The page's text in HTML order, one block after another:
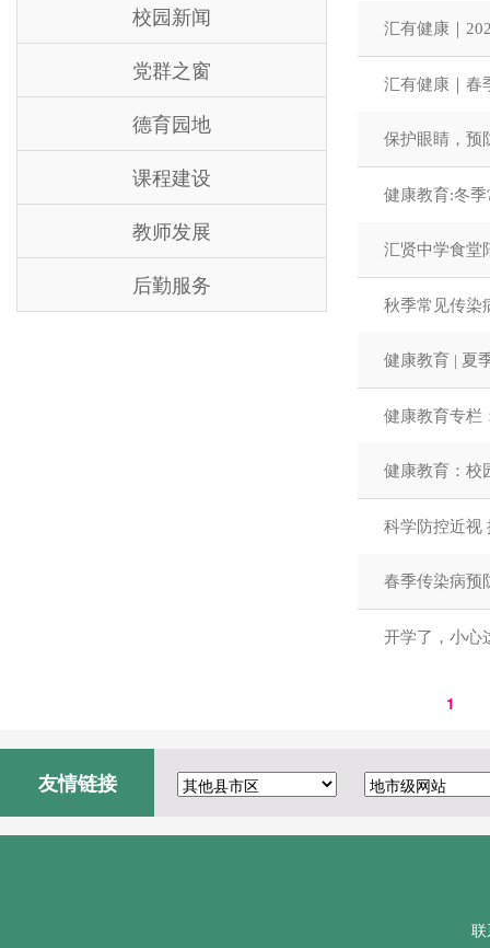
校园新闻
党群之窗
德育园地
课程建设
教师发展
后勤服务
汇有健康｜
汇有健康｜春
保护眼睛，预
健康教育:冬
汇贤中学食堂
秋季常见传染
健康教育 | 夏
健康教育专栏
健康教育：校
科学防控近视
春季传染病预
开学了，小心
1
友情链接